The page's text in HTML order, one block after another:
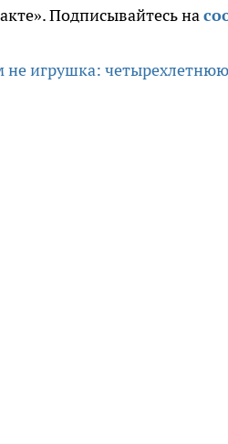
Подписывайтесь на
игрушка: